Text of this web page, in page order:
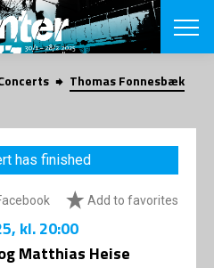
SEARCH
Danish
CHOOSE
VINTERJAZZ
Themes
LOCATIONS
Thomas Fonnesbæk
has finished
Add to favorites
, kl. 20:00
Matthias Heise